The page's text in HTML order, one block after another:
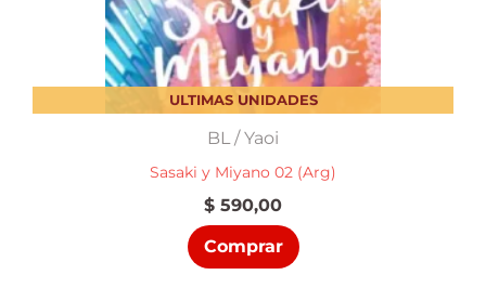
ULTIMAS UNIDADES
BL / Yaoi
Sasaki y Miyano 02 (Arg)
$ 590,00
Comprar